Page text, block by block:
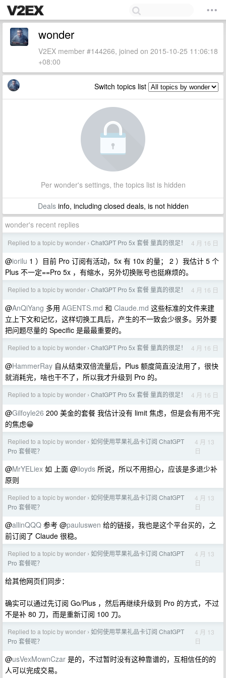
wonder
V2EX member #144266, joined on 2015-10-25 11:06:18
+08:00
Switch topics list
Per wonder's settings, the topics list is hidden
Dealsinfo, including closed deals, is not hidden
wonder's recent replies
Replied to a topic by wonder › ChatGPT Pro 5x 套餐 量真的很足！ 4 月 16 日
@iorilu 1 ）目前 Pro 订阅有活动，5x 有 10x 的量； 2 ）我估计 5 个
Plus 不一定==Pro 5x ，有缩水，另外切换账号也挺麻烦的。
Replied to a topic by wonder › ChatGPT Pro 5x 套餐 量真的很足！ 4 月 16 日
@AnQiYang 多用 AGENTS.md 和 Claude.md 这些标准的文件来建
立上下文和记忆，这样切换工具后，产生的不一致会少很多。另外要
把问题尽量的 Specific 是最最重要的。
Replied to a topic by wonder › ChatGPT Pro 5x 套餐 量真的很足！ 4 月 16 日
@HammerRay 自从结束双倍流量后，Plus 额度简直没法用了，很快
就消耗完，啥也干不了，所以我才升级到 Pro 的。
Replied to a topic by wonder › ChatGPT Pro 5x 套餐 量真的很足！ 4 月 16 日
@Gilfoyle26 200 美金的套餐 我估计没有 limit 焦虑，但是会有用不完
的焦虑😁
Replied to a topic by wonder › 如何使用苹果礼品卡订阅 ChatGPT
Pro 套餐呢？
4 月 13
日
@MrYELiex 如 上面 @lloyds 所说，所以不用担心，应该是多退少补
原则
Replied to a topic by wonder › 如何使用苹果礼品卡订阅 ChatGPT
Pro 套餐呢？
4 月 13
日
@allinQQQ 参考 @pauluswen 给的链接，我也是这个平台买的，之
前订阅了 Claude 很稳。
Replied to a topic by wonder › 如何使用苹果礼品卡订阅 ChatGPT
Pro 套餐呢？
4 月 13
日
给其他网页们同步：
确实可以通过先订阅 Go/Plus ，然后再继续升级到 Pro 的方式，不过
不是补 80 刀，而是重新订阅 100 刀。
Replied to a topic by wonder › 如何使用苹果礼品卡订阅 ChatGPT
Pro 套餐呢？
4 月 13
日
@usVexMownCzar 是的，不过暂时没有这种靠谱的，互相信任的的
人可以完成交易。